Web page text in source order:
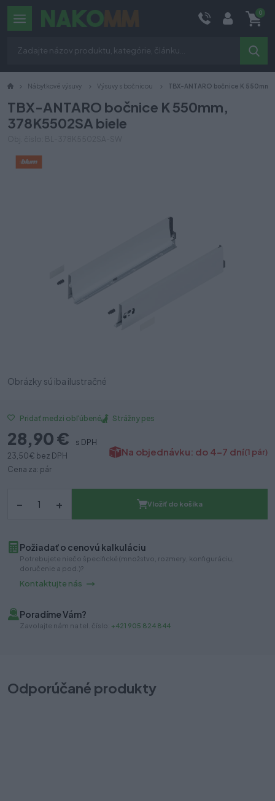
0
Nábytkové výsuvy Výsuvy s bočnicou TBX-ANTARO bočnice K
TBX-ANTARO bočnice K 550mm,
378K5502SA biele
Obrázky sú iba ilustračné
Pridať medzi obľúbené Strážny pes
28,90 €
s DPH
23,50 € bez DPH
Cena za: pár
Na objednávku: do 4-7 dní(1 pár)
– + Vložiť do košíka
Požiadať o cenovú kalkuláciu
Potrebujete niečo špecifické (množstvo, rozmery, konfiguráciu,
doručenie a pod.)?
Kontaktujte nás
Poradíme Vám?
Zavolajte nám na tel. číslo: +421 905 824 844
Odporúčané produkty